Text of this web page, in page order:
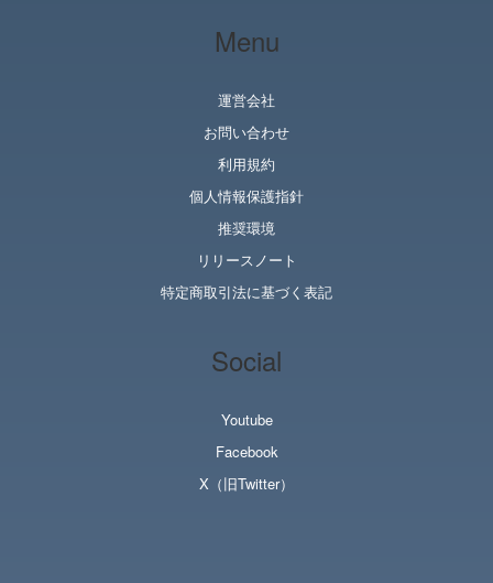
Menu
運営会社
お問い合わせ
利用規約
個人情報保護指針
推奨環境
リリースノート
特定商取引法に基づく表記
Social
Youtube
Facebook
X（旧Twitter）